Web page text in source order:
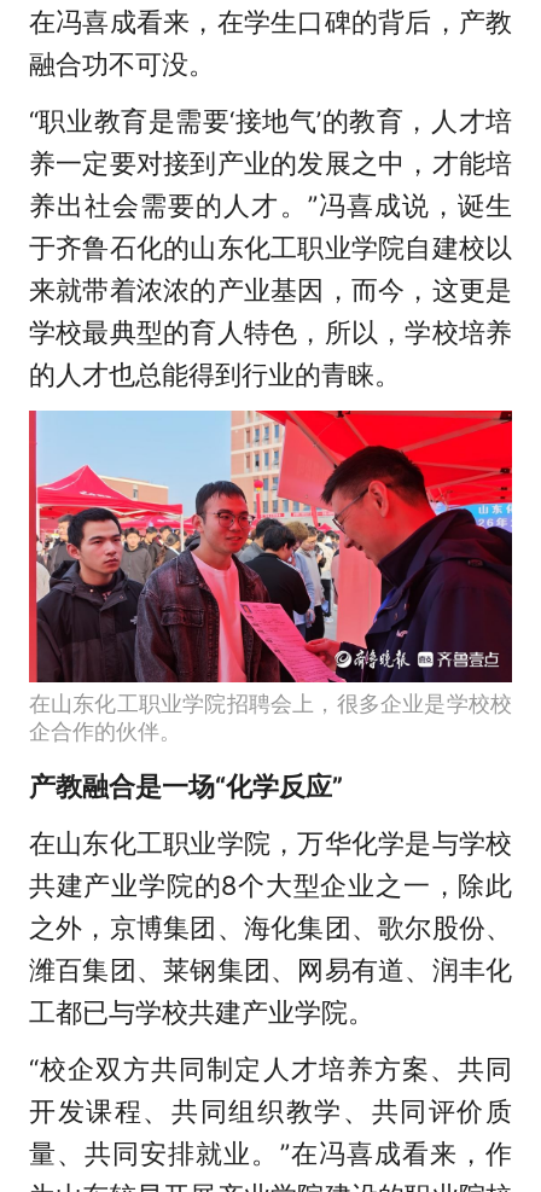
在冯喜成看来，在学生口碑的背后，产教
融合功不可没。
“职业教育是需要‘接地气’的教育，人才培
养一定要对接到产业的发展之中，才能培
养出社会需要的人才。”冯喜成说，诞生
于齐鲁石化的山东化工职业学院自建校以
来就带着浓浓的产业基因，而今，这更是
学校最典型的育人特色，所以，学校培养
的人才也总能得到行业的青睐。
在山东化工职业学院招聘会上，很多企业是学校校
企合作的伙伴。
产教融合是一场“化学反应”
在山东化工职业学院，万华化学是与学校
共建产业学院的8个大型企业之一，除此
之外，京博集团、海化集团、歌尔股份、
潍百集团、莱钢集团、网易有道、润丰化
工都已与学校共建产业学院。
“校企双方共同制定人才培养方案、共同
开发课程、共同组织教学、共同评价质
量、共同安排就业。”在冯喜成看来，作